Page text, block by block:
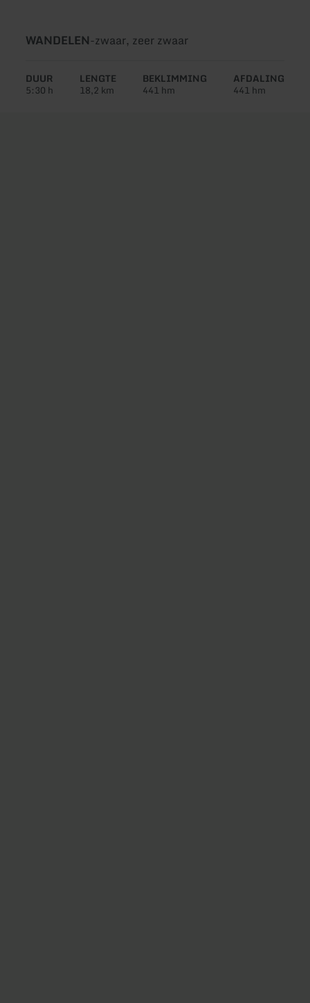
Soort
WANDELEN-Moeilijkheidsgraad:
zwaar, zeer zwaar
DUUR
5:30 h
LENGTE
18,2 km
BEKLIMMING
441 hm
AFDALING
441 hm